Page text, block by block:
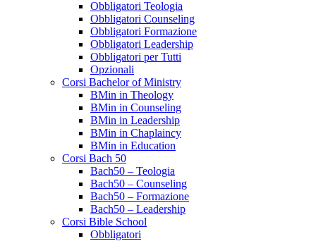
Obbligatori Teologia
Obbligatori Counseling
Obbligatori Formazione
Obbligatori Leadership
Obbligatori per Tutti
Opzionali
Corsi Bachelor of Ministry
BMin in Theology
BMin in Counseling
BMin in Leadership
BMin in Chaplaincy
BMin in Education
Corsi Bach 50
Bach50 – Teologia
Bach50 – Counseling
Bach50 – Formazione
Bach50 – Leadership
Corsi Bible School
Obbligatori